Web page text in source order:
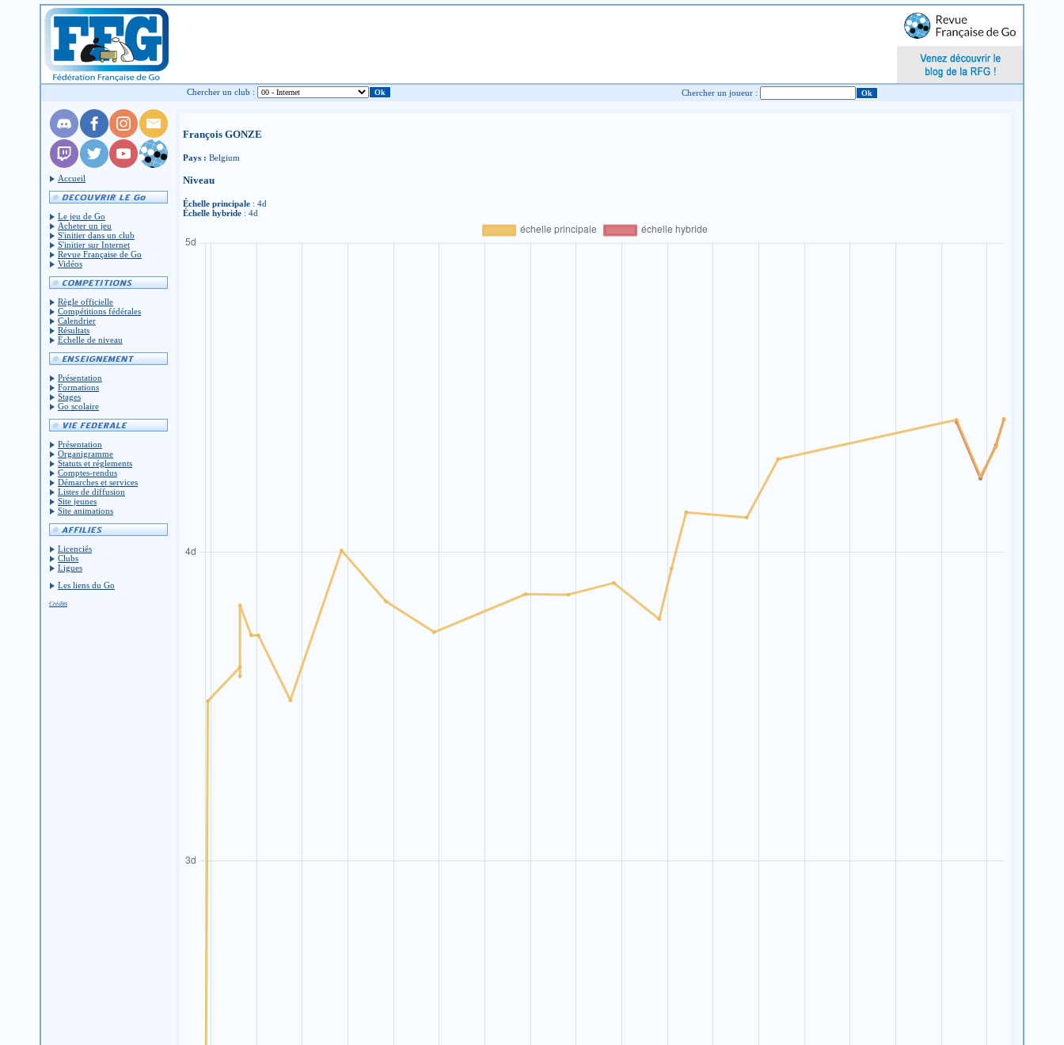
Chercher un club : Chercher un joueur :
Accueil
Le jeu de Go
Acheter un jeu
S'initier dans un club
S'initier sur Internet
Revue Française de Go
Vidéos
Règle officielle
Compétitions fédérales
Calendrier
Résultats
Échelle de niveau
Présentation
Formations
Stages
Go scolaire
Présentation
Organigramme
Statuts et réglements
Comptes-rendus
Démarches et services
Listes de diffusion
Site jeunes
Site animations
Licenciés
Clubs
Ligues
Les liens du Go
Crédits
François GONZE
Pays : Belgium
Niveau
Échelle principale : 4d
Échelle hybride : 4d